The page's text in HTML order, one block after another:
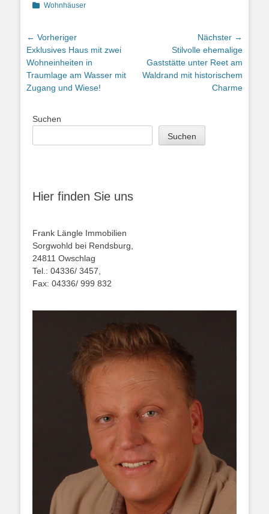
Kategorien
Wohnhäuser
Beitragsnavigation
← Vorheriger
Vorheriger
Beitrag:
Exklusives Haus mit zwei
Wohneinheiten in
Traumlage am Wasser mit
Zugang und Wiese!
Nächster →
Beitrag:
Stilvolle ehemalige
Gaststätte unter Reet am
Waldrand mit historischem
Charme
Suchen
Suchen
Hier finden Sie uns
Frank Längle Immobilien
Sorgwohld bei Rendsburg,
24811 Owschlag
Tel.: 04336/ 3457,
Fax: 04336/ 999 832